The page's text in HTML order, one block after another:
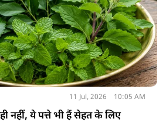
आपको फाइन भरना पड़ सकता है।
11 Jul, 2026 10:05 AM
नहीं, ये पत्ते भी हैं सेहत के लिए